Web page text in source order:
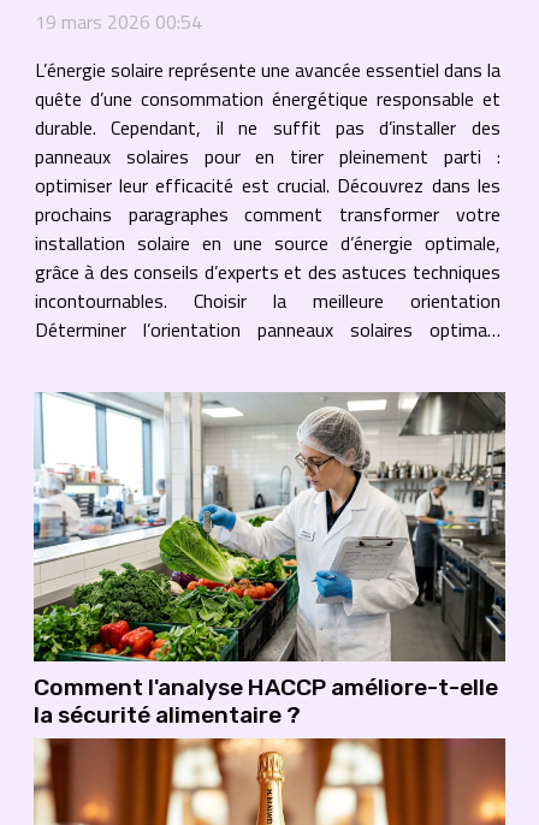
19 mars 2026 00:54
L’énergie solaire représente une avancée essentiel dans la
quête d’une consommation énergétique responsable et
durable. Cependant, il ne suffit pas d’installer des
panneaux solaires pour en tirer pleinement parti :
optimiser leur efficacité est crucial. Découvrez dans les
prochains paragraphes comment transformer votre
installation solaire en une source d’énergie optimale,
grâce à des conseils d’experts et des astuces techniques
incontournables. Choisir la meilleure orientation
Déterminer l’orientation panneaux solaires optimale
pour...
Comment l'analyse HACCP améliore-t-elle
la sécurité alimentaire ?